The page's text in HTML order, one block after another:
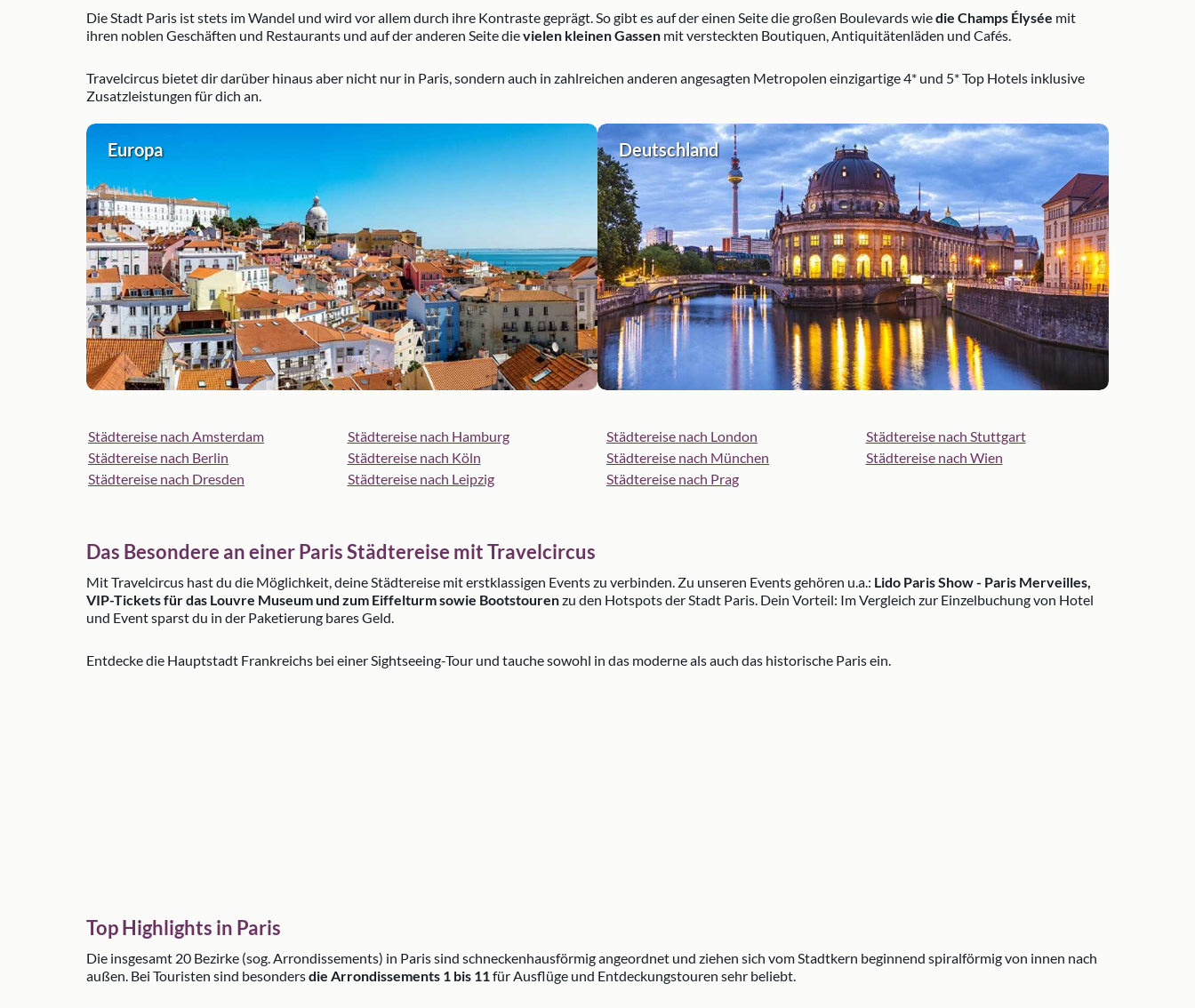
Die Stadt Paris ist stets im Wandel und wird vor allem durch ihre Kontraste geprägt. So gibt es auf der einen Seite die großen Boulevards wiedie Champs Élysée mit
ihren noblen Geschäften und Restaurants und auf der anderen Seite dievielen kleinen Gassen mit versteckten Boutiquen, Antiquitätenläden und Cafés.
Travelcircus bietet dir darüber hinaus aber nicht nur in Paris, sondern auch in zahlreichen anderen angesagten Metropolen einzigartige 4* und 5* Top Hotels inklusive
Zusatzleistungen für dich an.
Europa Deutschland
Städtereise nach Amsterdam
Städtereise nach Berlin
Städtereise nach Dresden
Städtereise nach Hamburg
Städtereise nach Köln
Städtereise nach Leipzig
Städtereise nach London
Städtereise nach München
Städtereise nach Prag
Städtereise nach Stuttgart
Städtereise nach Wien
Das Besondere an einer Paris Städtereise mit Travelcircus
Mit Travelcircus hast du die Möglichkeit, deine Städtereise mit erstklassigen Events zu verbinden. Zu unseren Events gehören u.a.: Lido Paris Show - Paris Merveilles,
VIP-Tickets für das Louvre Museum und zum Eiffelturm sowie Bootstourenzu den Hotspots der Stadt Paris. Dein Vorteil: Im Vergleich zur Einzelbuchung von Hotel
und Event sparst du in der Paketierung bares Geld.
Entdecke die Hauptstadt Frankreichs bei einer Sightseeing-Tour und tauche sowohl in das moderne als auch das historische Paris ein.
Top Highlights in Paris
Die insgesamt 20 Bezirke (sog. Arrondissements) in Paris sind schneckenhausförmig angeordnet und ziehen sich vom Stadtkern beginnend spiralförmig von innen nach
außen. Bei Touristen sind besondersdie Arrondissements 1 bis 11für Ausflüge und Entdeckungstouren sehr beliebt.